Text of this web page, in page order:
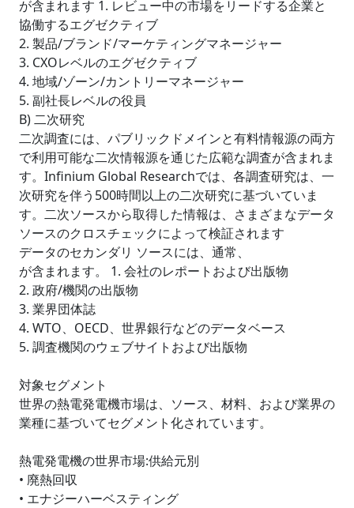
が含まれます 1. レビュー中の市場をリードする企業と
協働するエグゼクティブ
2. 製品/ブランド/マーケティングマネージャー
3. CXOレベルのエグゼクティブ
4. 地域/ゾーン/カントリーマネージャー
5. 副社長レベルの役員
B) 二次研究
二次調査には、パブリックドメインと有料情報源の両方
で利用可能な二次情報源を通じた広範な調査が含まれま
す。Infinium Global Researchでは、各調査研究は、一
次研究を伴う500時間以上の二次研究に基づいていま
す。二次ソースから取得した情報は、さまざまなデータ
ソースのクロスチェックによって検証されます
データのセカンダリ ソースには、通常、
が含まれます。 1. 会社のレポートおよび出版物
2. 政府/機関の出版物
3. 業界団体誌
4. WTO、OECD、世界銀行などのデータベース
5. 調査機関のウェブサイトおよび出版物
対象セグメント
世界の熱電発電機市場は、ソース、材料、および業界の
業種に基づいてセグメント化されています。
熱電発電機の世界市場:供給元別
• 廃熱回収
• エナジーハーベスティング